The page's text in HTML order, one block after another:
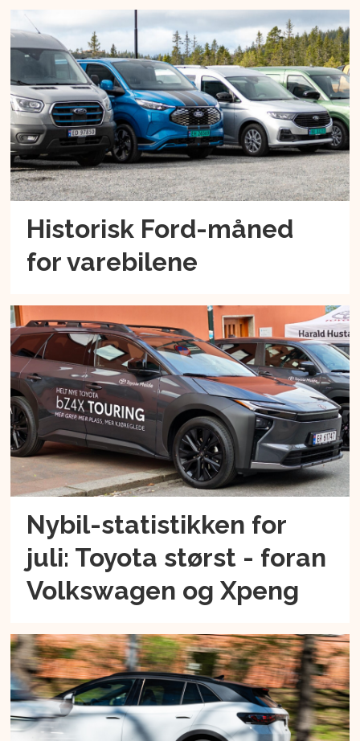
Historisk Ford-måned
for varebilene
Nybil-statistikken for
juli: Toyota størst - foran
Volkswagen og Xpeng